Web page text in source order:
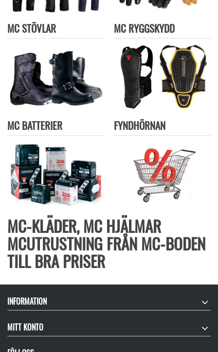
MC STÖVLAR MC RYGGSKYDD
MC BATTERIER FYNDHÖRNAN
MC-KLÄDER, MC HJÄLMAR
MCUTRUSTNING FRÅN MC-BODEN
TILL BRA PRISER
INFORMATION
MITT KONTO